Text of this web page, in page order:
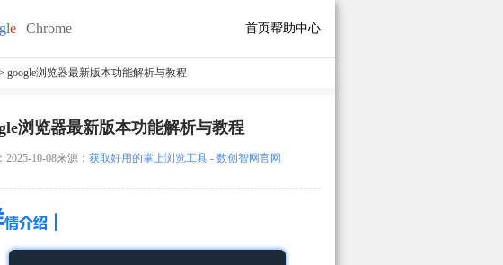
首页帮助中心
google浏览器最新版本功能解析与教程
浏览器最新版本功能解析与教程
2025-10-08来源： 获取好用的掌上浏览工具 - 数创智网官网